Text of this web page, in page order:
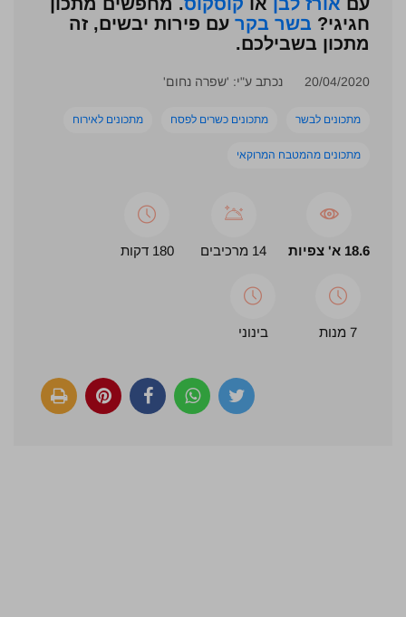
חגיגי? בשר בקר עם פירות יבשים, זה
מתכון בשבילכם.
20/04/2020 נכתב ע"י: 'שפרה נחום'
מתכונים לבשר מתכונים כשרים לפסח מתכונים לאירוח
מתכונים מהמטבח המרוקאי
18.6 א' צפיות 14 מרכיבים 180 דקות
7 מנות בינוני